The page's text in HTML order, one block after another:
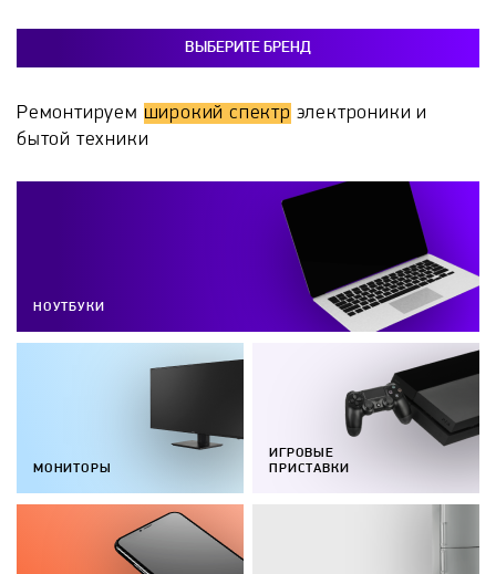
ВЫБЕРИТЕ БРЕНД
Ремонтируем широкий спектр электроники и
бытой техники
НОУТБУКИ
МОНИТОРЫ
ИГРОВЫЕ
ПРИСТАВКИ